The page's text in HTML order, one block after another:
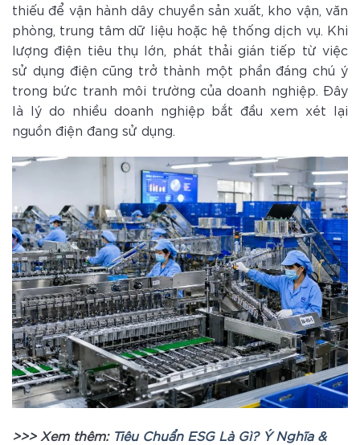
thiếu để vận hành dây chuyền sản xuất, kho vận, văn
phòng, trung tâm dữ liệu hoặc hệ thống dịch vụ. Khi
lượng điện tiêu thụ lớn, phát thải gián tiếp từ việc
sử dụng điện cũng trở thành một phần đáng chú ý
trong bức tranh môi trường của doanh nghiệp. Đây
là lý do nhiều doanh nghiệp bắt đầu xem xét lại
nguồn điện đang sử dụng.
>>> Xem thêm: Tiêu Chuẩn ESG Là Gì? Ý Nghĩa &